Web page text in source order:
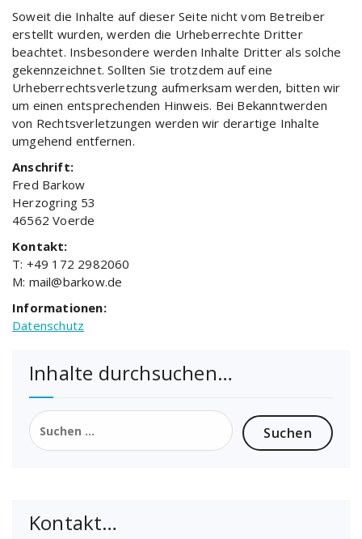
Soweit die Inhalte auf dieser Seite nicht vom Betreiber
erstellt wurden, werden die Urheberrechte Dritter
beachtet. Insbesondere werden Inhalte Dritter als solche
gekennzeichnet. Sollten Sie trotzdem auf eine
Urheberrechtsverletzung aufmerksam werden, bitten wir
um einen entsprechenden Hinweis. Bei Bekanntwerden
von Rechtsverletzungen werden wir derartige Inhalte
umgehend entfernen.
Anschrift:
Fred Barkow
Herzogring 53
46562 Voerde
Kontakt:
T: +49 172 2982060
M: mail@barkow.de
Informationen:
Datenschutz
Inhalte durchsuchen…
Suchen
nach:
Kontakt…